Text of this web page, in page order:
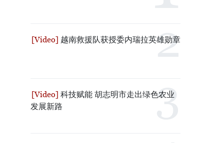
越南救援队获授委内瑞拉英雄勋章
科技赋能 胡志明市走出绿色农业
发展新路